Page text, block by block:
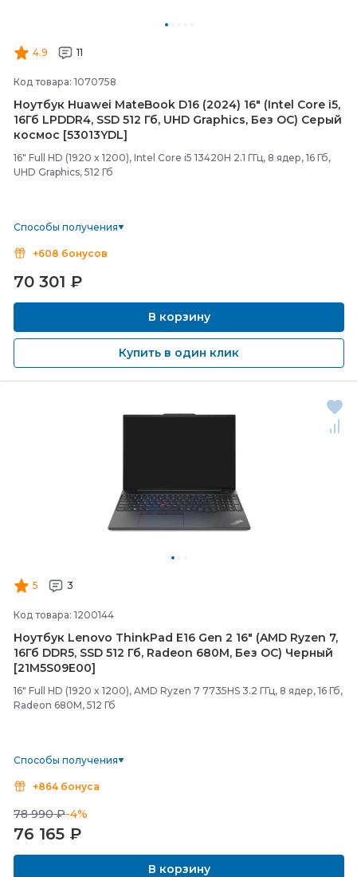
4.9 11
Код товара: 1070758
Ноутбук Huawei MateBook D16 (2024) 16" (Intel Core i5,
16Гб LPDDR4, SSD 512 Гб, UHD Graphics, Без ОС) Серый
космос [53013YDL]
16" Full HD (1920 x 1200), Intel Core i5 13420H 2.1 ГГц, 8 ядер, 16 Гб,
UHD Graphics, 512 Гб
Способы получения
+608 бонусов
70 301 ₽
В корзину
Купить в один клик
5 3
Код товара: 1200144
Ноутбук Lenovo ThinkPad E16 Gen 2 16" (AMD Ryzen 7,
16Гб DDR5, SSD 512 Гб, Radeon 680M, Без ОС) Черный
[21M5S09E00]
16" Full HD (1920 x 1200), AMD Ryzen 7 7735HS 3.2 ГГц, 8 ядер, 16 Гб,
Radeon 680M, 512 Гб
Способы получения
+864 бонуса
78 990 ₽-4%
76 165 ₽
В корзину